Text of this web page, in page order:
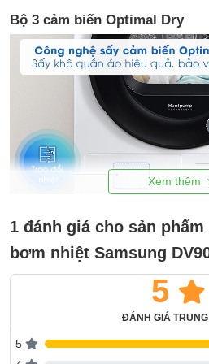
Bộ 3 cảm biến Optimal Dry
độ ẩm và trao đổi nhiệt có khả năng
giúp tối ưu thời gian sấy và tối ưu
áo quần được sấy khô đều và bảo
Công nghệ Digital Inverter
1 đánh giá cho sản
bơm nhiệt Samsung
5
ĐÁNH GIÁ
5